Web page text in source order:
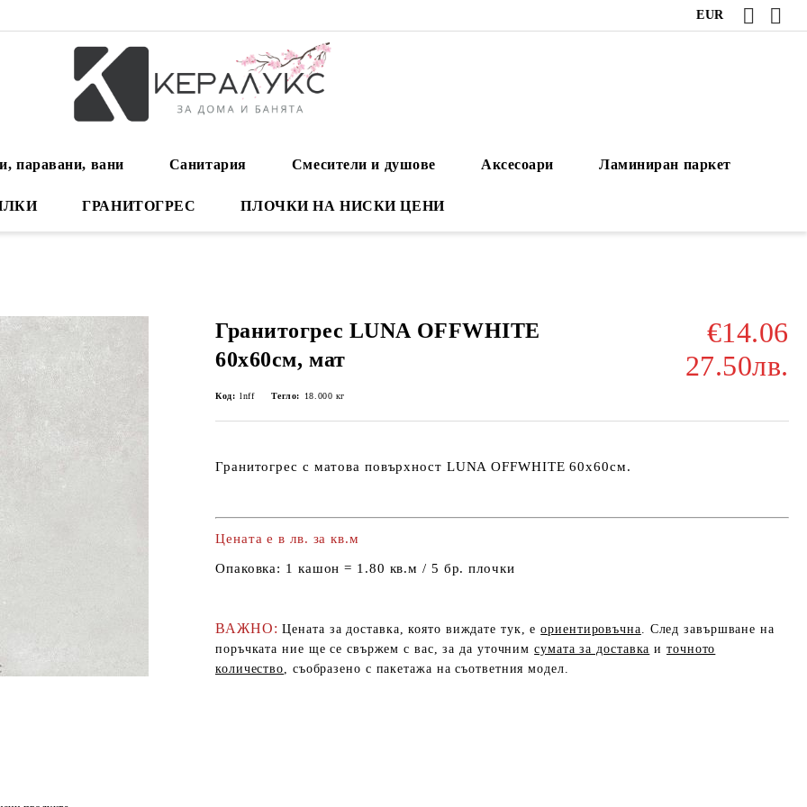
EUR
паравани, вани Санитария Смесители и душове Аксесоари Ламиниран паркет
ГРАНИТОГРЕС ПЛОЧКИ НА НИСКИ ЦЕНИ
Гранитогрес LUNA OFFWHITE
60х60см, мат
€14.06
27.50лв.
Код: lnff Тегло: 18.000 кг
Гранитогрес с матова повърхност LUNA OFFWHITE 60x60см.
Цената е в лв. за кв.м
Опаковка: 1 кашон = 1.80 кв.м / 5 бр. плочки
ВАЖНО: Цената за доставка, която виждате тук, еориентировъчна. След завършване на
поръчката ние ще се свържем с вас, за да уточнимсумата за доставка иточното
количество, съобразено с пакетажа на съответния модел.